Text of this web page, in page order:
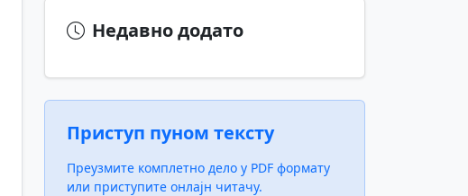
Недавно додато
Приступ пуном тексту
Преузмите комплетно дело у PDF формату
или приступите онлајн читачу.